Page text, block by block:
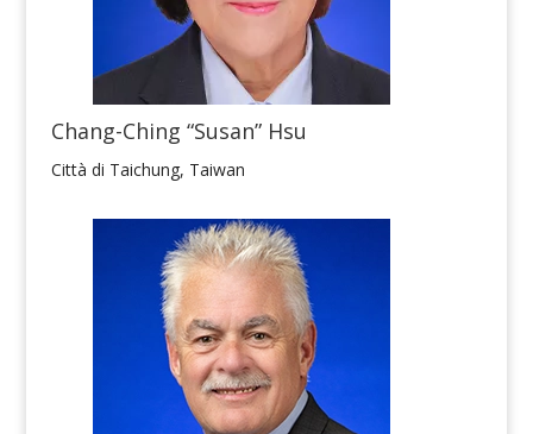
Chang-Ching “Susan” Hsu
Città di Taichung, Taiwan